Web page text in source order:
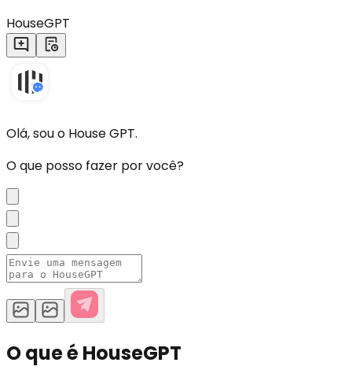
HouseGPT
Olá, sou o House GPT.
O que posso fazer por você?
O que é HouseGPT